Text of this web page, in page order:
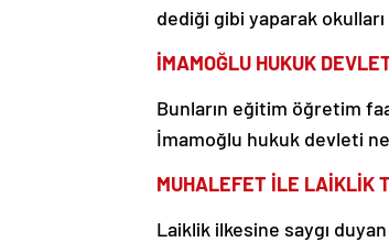
dediği gibi yaparak
İMAMOĞLU HUKUK
Bunların eğitim öğretim
İmamoğlu hukuk devleti ne
MUHALEFET İLE LAİKLİK
Laiklik ilkesine saygı